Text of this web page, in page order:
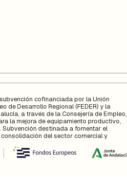
cofinanciada por la Unión
de Desarrollo Regional (FEDER) y la
a través de la Consejería de Empleo,
la mejora de equipamiento productivo,
destinada a fomentar el
del sector comercial y